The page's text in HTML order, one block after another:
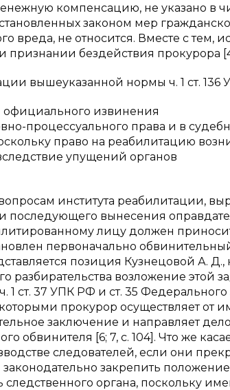
компенсацию, не указано в
законом мер
вреда, не относится. Вместе с тем,
бездействия прокурора
вышеуказанной нормы ч. 1 ст. 136
официального извинения
процессуального права и в
право на реабилитацию
упущений органов
института реабилитации,
последующего вынесения
лицу должен
первоначально
позиция Кузнецовой А. Д.,
разбирательства возложение этой
1 ст. 37 УПК РФ и ст. 35 Федерального
прокурор осуществляет от
заключение и направляет
обвинителя [6; 7, с. 104]. Что же
следователей, если они
закрепить положение
органа, поскольку